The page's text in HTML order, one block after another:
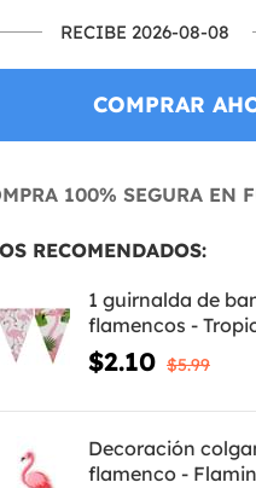
RECIBE 2026-08-08
COMPRAR
100% SEGURA EN
RECOMENDADOS:
1 guirnalda de
flamencos -
$2.10 $5.99
Decoración
flamenco -